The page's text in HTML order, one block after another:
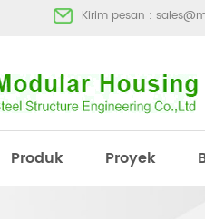
Kirim pesan :
Produk Proyek